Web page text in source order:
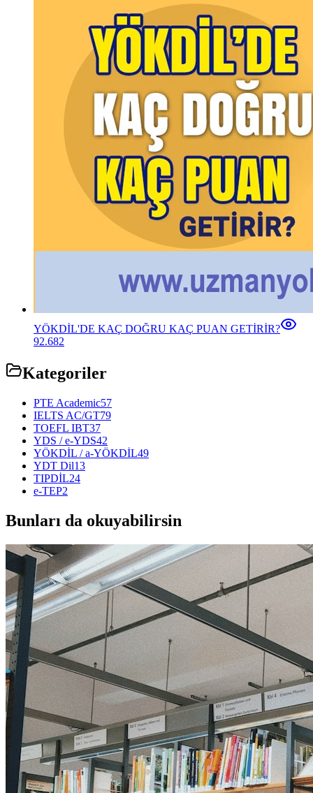
YÖKDİL'DE KAÇ DOĞRU KAÇ PUAN GETİRİR?
92.682
Kategoriler
PTE Academic57
IELTS AC/GT79
TOEFL IBT37
YDS / e-YDS42
YÖKDİL / a-YÖKDİL49
YDT Dil13
TIPDİL24
e-TEP2
Bunları da okuyabilirsin